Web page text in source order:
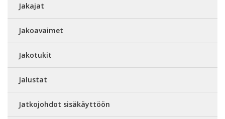
Jakajat
Jakoavaimet
Jakotukit
Jalustat
Jatkojohdot sisäkäyttöön